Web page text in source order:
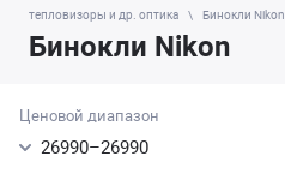
тепловизоры и др. оптика
Бинокли Nikon
Бинокли Nikon
Ценовой диапазон
26990–26990